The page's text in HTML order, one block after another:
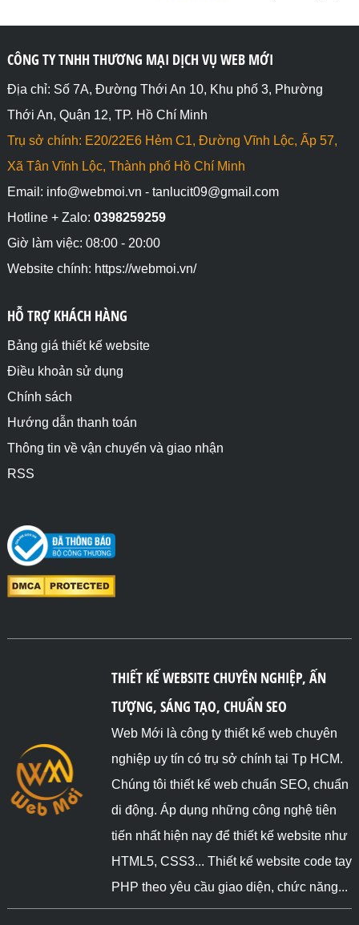
</script>
</body>
CÔNG TY TNHH THƯƠNG MẠI DỊCH VỤ WEB MỚI
Địa chỉ: Số 7A, Đường Thới An 10, Khu phố 3, Phường
Thới An, Quận 12, TP. Hồ Chí Minh
Trụ sở chính: E20/22E6 Hẻm C1, Đường Vĩnh Lộc, Ấp 57,
Xã Tân Vĩnh Lộc, Thành phố Hồ Chí Minh
Email: info@webmoi.vn - tanlucit09@gmail.com
Hotline + Zalo: 0398259259
Giờ làm việc: 08:00 - 20:00
Website chính: https://webmoi.vn/
HỖ TRỢ KHÁCH HÀNG
Bảng giá thiết kế website
Điều khoản sử dụng
Chính sách
Hướng dẫn thanh toán
Thông tin về vận chuyển và giao nhận
RSS
THIẾT KẾ WEBSITE CHUYÊN NGHIỆP, ẤN
TƯỢNG, SÁNG TẠO, CHUẨN SEO
Web Mới là công ty thiết kế web chuyên
nghiệp uy tín có trụ sở chính tại Tp HCM.
Chúng tôi thiết kế web chuẩn SEO, chuẩn
di động. Áp dụng những công nghệ tiên
tiến nhất hiện nay để thiết kế website như
HTML5, CSS3... Thiết kế website code tay
PHP theo yêu cầu giao diện, chức năng...